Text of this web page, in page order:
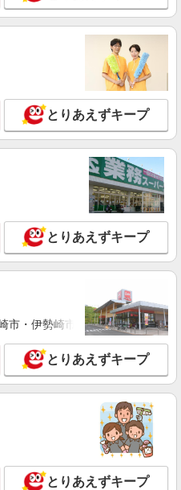
NEW
前店 東京都足立区西新井本町2-
詳細を見る
NEW
上
前店 東京都足立区六町4-3-1
NEW
以上
詳細を見る
NEW
とりあえずキープ
とりあえずキープ
市・伊勢崎市・太田市・館林市
とりあえずキープ
とりあえずキープ